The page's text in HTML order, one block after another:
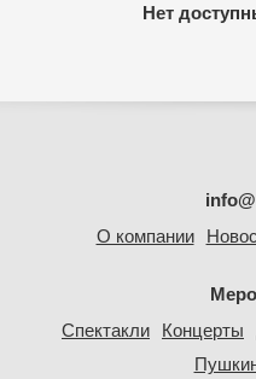
Нет
Спектакли
Концерты
О компании